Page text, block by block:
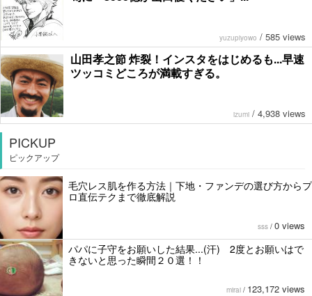
yuzupiyowo / 585 views
山田孝之節 炸裂！インスタをはじめるも...早速
ツッコミどころが満載すぎる。
izumi / 4,938 views
PICKUP
ピックアップ
毛穴レス肌を作る方法｜下地・ファンデの選び方からプ
ロ直伝テクまで徹底解説
sss / 0 views
パパに子守をお願いした結果...(汗) 2度とお願いはで
きないと思った瞬間２０選！！
mirai / 123,172 views